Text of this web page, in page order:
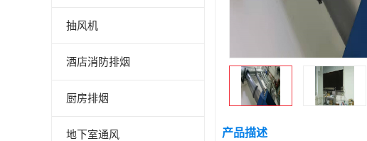
抽风机
酒店消防排烟
厨房排烟
地下室通风 产品描述